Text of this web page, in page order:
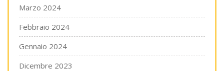
Marzo 2024
Febbraio 2024
Gennaio 2024
Dicembre 2023